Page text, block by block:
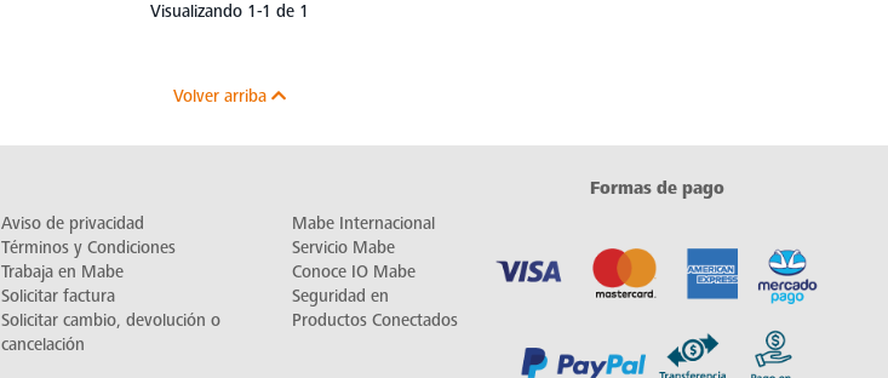
Visualizando 1-1 de 1
Volver arriba
Aviso de privacidad
Términos y Condiciones
Trabaja en Mabe
Solicitar factura
Solicitar cambio, devolución o
cancelación
Mabe Internacional
Servicio Mabe
Conoce IO Mabe
Seguridad en
Productos Conectados
Formas de pago